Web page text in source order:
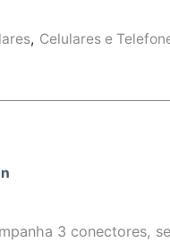
, Celulares e
3 conectores,